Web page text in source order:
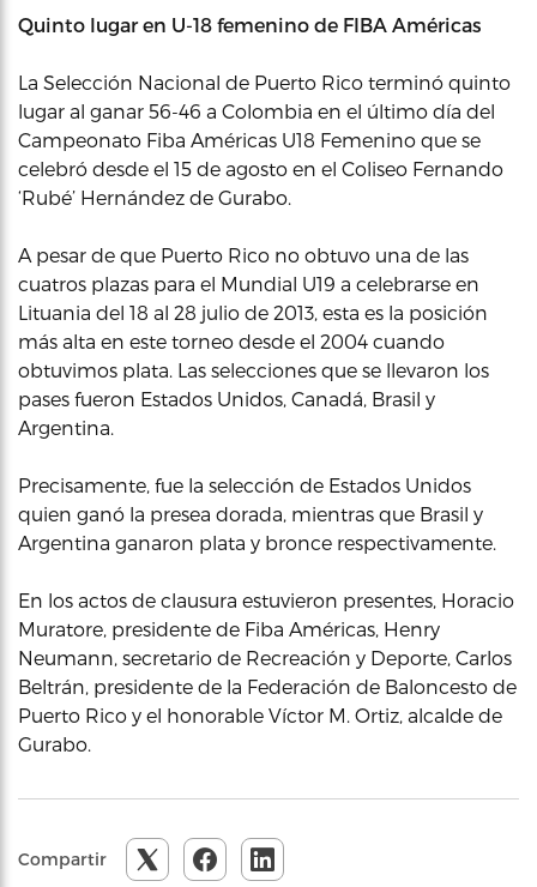
Quinto lugar en U-18 femenino de FIBA Américas
La Selección Nacional de Puerto Rico terminó quinto
lugar al ganar 56-46 a Colombia en el último día del
Campeonato Fiba Américas U18 Femenino que se
celebró desde el 15 de agosto en el Coliseo Fernando
‘Rubé’ Hernández de Gurabo.
A pesar de que Puerto Rico no obtuvo una de las
cuatros plazas para el Mundial U19 a celebrarse en
Lituania del 18 al 28 julio de 2013, esta es la posición
más alta en este torneo desde el 2004 cuando
obtuvimos plata. Las selecciones que se llevaron los
pases fueron Estados Unidos, Canadá, Brasil y
Argentina.
Precisamente, fue la selección de Estados Unidos
quien ganó la presea dorada, mientras que Brasil y
Argentina ganaron plata y bronce respectivamente.
En los actos de clausura estuvieron presentes, Horacio
Muratore, presidente de Fiba Américas, Henry
Neumann, secretario de Recreación y Deporte, Carlos
Beltrán, presidente de la Federación de Baloncesto de
Puerto Rico y el honorable Víctor M. Ortiz, alcalde de
Gurabo.
Compartir